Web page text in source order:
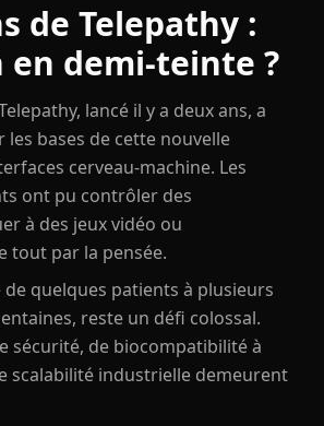
de Telepathy :
en demi-teinte ?
lancé il y a deux ans, a
les bases de cette nouvelle
cerveau-machine. Les
ont pu contrôler des
à des jeux vidéo ou
tout par la pensée.
de quelques patients à plusieurs
reste un défi colossal.
sécurité, de biocompatibilité à
scalabilité industrielle demeurent